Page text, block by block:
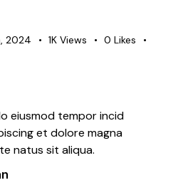
2024 1K Views 0 Likes
eiusmod tempor incid
et dolore magna
natus sit aliqua.